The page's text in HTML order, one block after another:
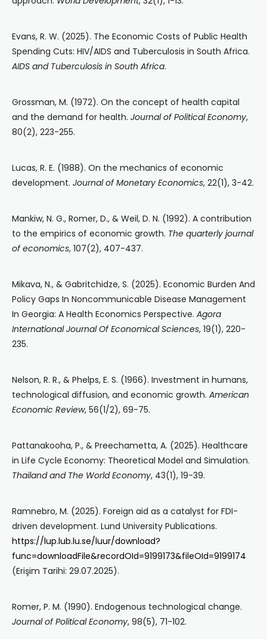
Evans, R. W. (2025). The Economic Costs of Public Health
Spending Cuts: HIV/AIDS and Tuberculosis in South Africa.
AIDS and Tuberculosis in South Africa.
Grossman, M. (1972). On the concept of health capital
and the demand for health. Journal of Political Economy,
80(2), 223-255.
Lucas, R. E. (1988). On the mechanics of economic
development. Journal of Monetary Economics, 22(1), 3-42.
Mankiw, N. G., Romer, D., & Weil, D. N. (1992). A contribution
to the empirics of economic growth. The quarterly journal
of economics, 107(2), 407-437.
Mikava, N., & Gabritchidze, S. (2025). Economic Burden And
Policy Gaps In Noncommunicable Disease Management
In Georgia: A Health Economics Perspective. Agora
International Journal Of Economical Sciences, 19(1), 220-
235.
Nelson, R. R., & Phelps, E. S. (1966). Investment in humans,
technological diffusion, and economic growth. American
Economic Review, 56(1/2), 69-75.
Pattanakooha, P., & Preechametta, A. (2025). Healthcare
in Life Cycle Economy: Theoretical Model and Simulation.
Thailand and The World Economy, 43(1), 19-39.
Ramnebro, M. (2025). Foreign aid as a catalyst for FDI-
driven development. Lund University Publications.
https://lup.lub.lu.se/luur/download?
func=downloadFile&recordOId=9199173&fileOId=9199174
(Erişim Tarihi: 29.07.2025).
Romer, P. M. (1990). Endogenous technological change.
Journal of Political Economy, 98(5), 71-102.